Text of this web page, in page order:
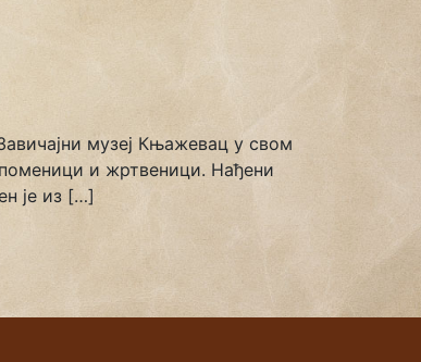
музеј Књажевац у свом
и жртвеници. Нађени
је из […]